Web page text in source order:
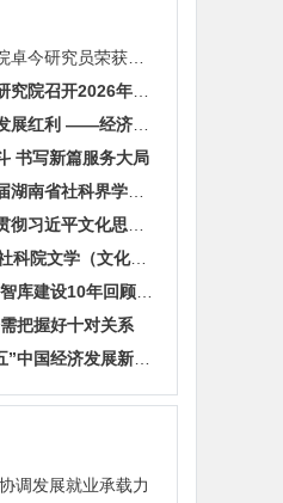
湖南省社会科学院卓今研究员荣获第九届鲁迅文学奖
上海市发展改革研究院召开2026年半年度工作会议
读懂“一带一部”发展红利 ——经济学专家谈湖南区位优势
书写新篇服务大局
关于开展第十六届湖南省社科界学术年会征文活动的通知
第28届全国地方社科院文学（文化）所所长联席会暨“数智时代地方文化IP建设”学术研讨
周湘智:我国地方智库建设10年回顾与展望
把握好十对关系
陆铭:洞见“十五五”中国经济发展新趋势——对话上海交通大学中国发展研究院执行院长陆铭
调发展就业承载力